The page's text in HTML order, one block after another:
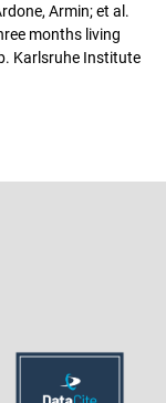
Armin; et al.
months living
Karlsruhe Institute